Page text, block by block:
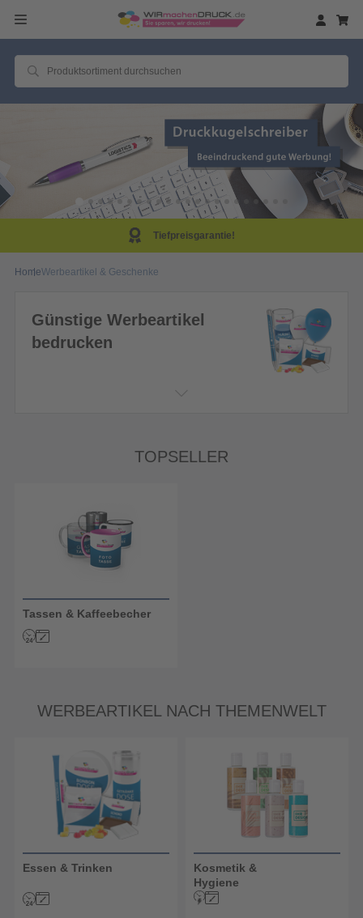
Tiefpreisgarantie!
HomeWerbeartikel & Geschenke
Günstige Werbeartikel
bedrucken
TOPSELLER
Tassen & Kaffeebecher
WERBEARTIKEL NACH THEMENWELT
Essen & Trinken
Kosmetik &
Hygiene